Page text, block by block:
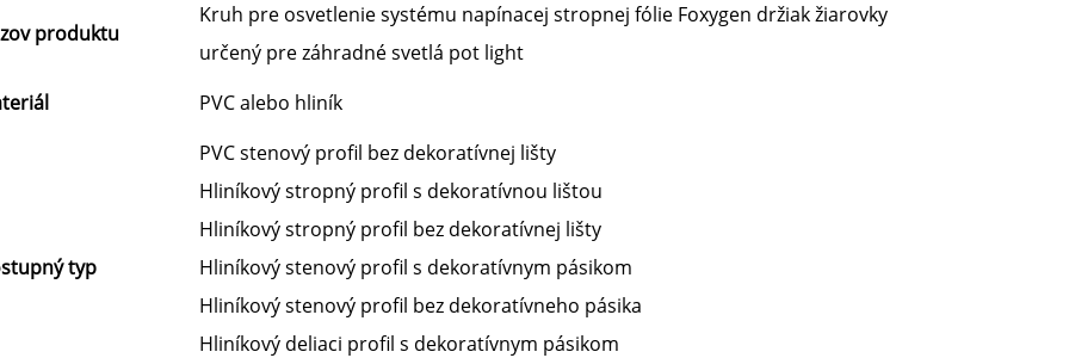
produktu
Kruh pre osvetlenie systému napínacej stropnej fólie Foxygen držiak žiarovky
určený pre záhradné svetlá pot light
PVC alebo hliník
typ
PVC stenový profil bez dekoratívnej lišty
Hliníkový stropný profil s dekoratívnou lištou
Hliníkový stropný profil bez dekoratívnej lišty
Hliníkový stenový profil s dekoratívnym pásikom
Hliníkový stenový profil bez dekoratívneho pásika
Hliníkový deliaci profil s dekoratívnym pásikom